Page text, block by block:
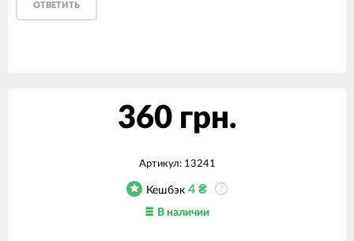
ОТВЕТИТЬ
360 грн.
Артикул: 13241
Кешбэк 4 ₴ ?
В наличии